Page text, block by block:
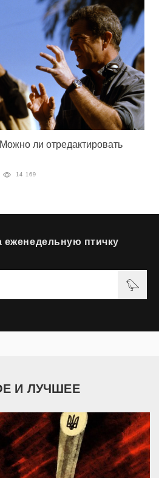
ли отредактировать
14 169
еженедельную птичку
И ЛУЧШЕЕ